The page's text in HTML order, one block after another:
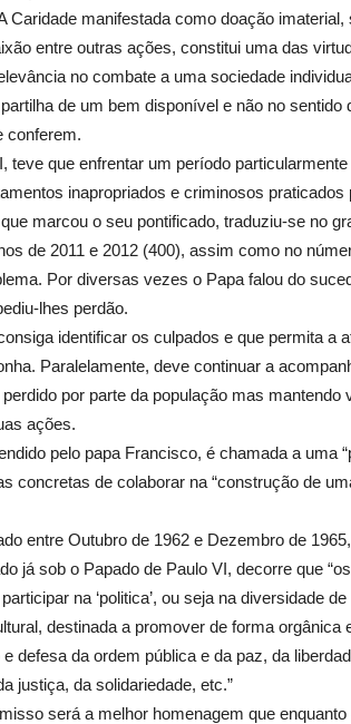
Caridade manifestada como doação
entre outras ações, constitui uma das
no combate a uma sociedade
de um bem disponível e não no sentido
conferem.
teve que enfrentar um período
inapropriados e criminosos
marcou o seu pontificado, traduziu-se no
de 2011 e 2012 (400), assim como no
Por diversas vezes o Papa falou do
lhes perdão.
identificar os culpados e que permita a
Paralelamente, deve continuar a
por parte da população mas mantendo
ações.
pelo papa Francisco, é chamada a uma
concretas de colaborar na “construção de
entre Outubro de 1962 e Dezembro de
já sob o Papado de Paulo VI, decorre que
na ‘politica’, ou seja na diversidade
destinada a promover de forma orgânica
defesa da ordem pública e da paz, da
justiça, da solidariedade, etc.”
será a melhor homenagem que